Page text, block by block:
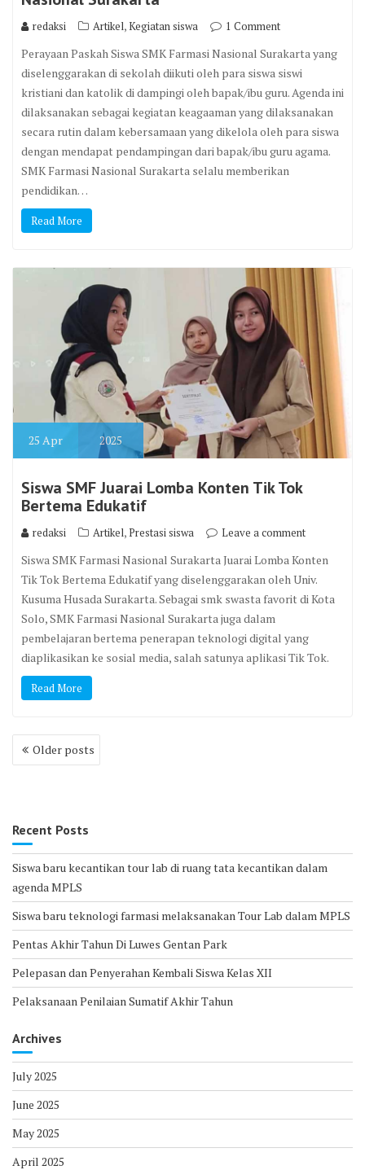
redaksi Artikel,Kegiatan siswa 1 Comment
Perayaan Paskah Siswa SMK Farmasi Nasional Surakarta yang
diselenggarakan di sekolah diikuti oleh para siswa siswi
kristiani dan katolik di dampingi oleh bapak/ibu guru. Agenda ini
dilaksanakan sebagai kegiatan keagaaman yang dilaksanakan
secara rutin dalam kebersamaan yang dikelola oleh para siswa
dengan mendapat pendampingan dari bapak/ibu guru agama.
SMK Farmasi Nasional Surakarta selalu memberikan
pendidikan…
Read More
25 Apr 2025
Siswa SMF Juarai Lomba Konten Tik Tok
Bertema Edukatif
redaksi Artikel,Prestasi siswa Leave a comment
Siswa SMK Farmasi Nasional Surakarta Juarai Lomba Konten
Tik Tok Bertema Edukatif yang diselenggarakan oleh Univ.
Kusuma Husada Surakarta. Sebagai smk swasta favorit di Kota
Solo, SMK Farmasi Nasional Surakarta juga dalam
pembelajaran bertema penerapan teknologi digital yang
diaplikasikan ke sosial media, salah satunya aplikasi Tik Tok.
Read More
Posts
navigation
Older posts
Recent Posts
Siswa baru kecantikan tour lab di ruang tata kecantikan dalam
agenda MPLS
Siswa baru teknologi farmasi melaksanakan Tour Lab dalam MPLS
Pentas Akhir Tahun Di Luwes Gentan Park
Pelepasan dan Penyerahan Kembali Siswa Kelas XII
Pelaksanaan Penilaian Sumatif Akhir Tahun
Archives
July 2025
June 2025
May 2025
April 2025